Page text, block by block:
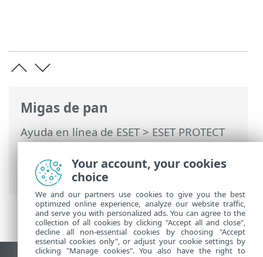
Migas de pan
Ayuda en línea de ESET>ESET PROTECT
On-Prem>Usar ESET PROTECT On-Prem
ESET PROTECT On-Prem Menú principal
> Tareas
Your account, your cookies
choice
We and our partners use cookies to give you the best
optimized online experience, analyze our website traffic,
and serve you with personalized ads. You can agree to the
collection of all cookies by clicking "Accept all and close",
decline all non-essential cookies by choosing "Accept
essential cookies only", or adjust your cookie settings by
clicking "Manage cookies". You also have the right to